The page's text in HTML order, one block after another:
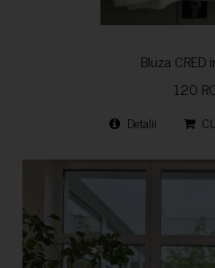
Bluza CRED
120
Detalii